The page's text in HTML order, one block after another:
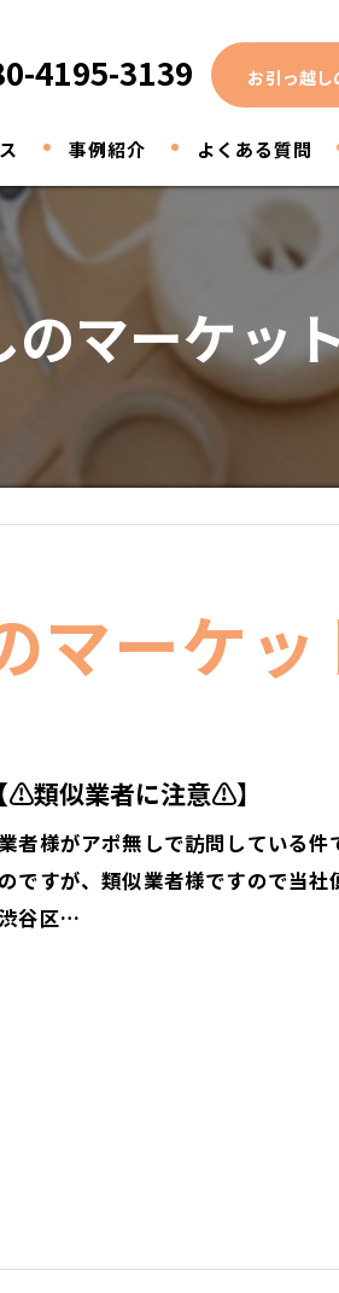
4195-3139 お引っ越し
事例紹介 よくある質問
マーケッ
マーケ
【⚠️類似業者に注意⚠️】
者様がアポ無しで訪問している
ですが、類似業者様ですので当
谷区…